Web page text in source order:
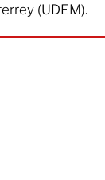
(UDEM).